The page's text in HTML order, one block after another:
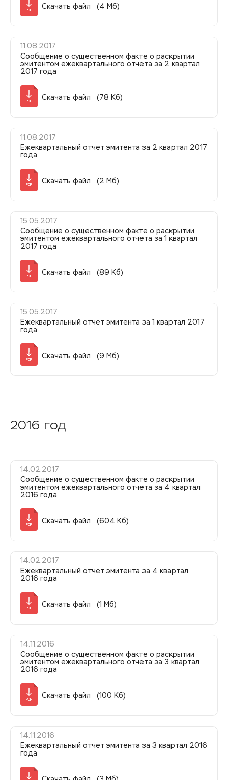
PDF
Скачать файл (4 Мб)
11.08.2017
Сообщение о существенном факте о раскрытии
эмитентом ежеквартального отчета за 2 квартал
2017 года
PDF
Скачать файл (78 Кб)
11.08.2017
Ежеквартальный отчет эмитента за 2 квартал 2017
года
PDF
Скачать файл (2 Мб)
15.05.2017
Сообщение о существенном факте о раскрытии
эмитентом ежеквартального отчета за 1 квартал
2017 года
PDF
Скачать файл (89 Кб)
15.05.2017
Ежеквартальный отчет эмитента за 1 квартал 2017
года
PDF
Скачать файл (9 Мб)
2016 год
14.02.2017
Сообщение о существенном факте о раскрытии
эмитентом ежеквартального отчета за 4 квартал
2016 года
PDF
Скачать файл (604 Кб)
14.02.2017
Ежеквартальный отчет эмитента за 4 квартал
2016 года
PDF
Скачать файл (1 Мб)
14.11.2016
Сообщение о существенном факте о раскрытии
эмитентом ежеквартального отчета за 3 квартал
2016 года
PDF
Скачать файл (100 Кб)
14.11.2016
Ежеквартальный отчет эмитента за 3 квартал 2016
года